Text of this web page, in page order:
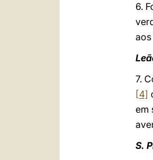
6.
7.
[4]
em
S.